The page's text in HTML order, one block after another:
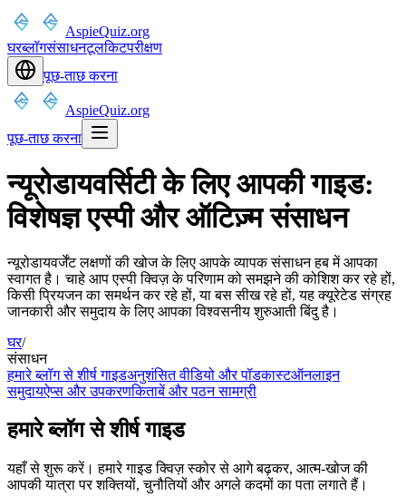
AspieQuiz.org
घरब्लॉगसंसाधनटूलकिटपरीक्षण
पूछ-ताछ करना
AspieQuiz.org
पूछ-ताछ करना
न्यूरोडायवर्सिटी के लिए आपकी गाइड:
विशेषज्ञ एस्पी और ऑटिज़्म संसाधन
न्यूरोडायवर्जेंट लक्षणों की खोज के लिए आपके व्यापक संसाधन हब में आपका
स्वागत है। चाहे आप एस्पी क्विज़ के परिणाम को समझने की कोशिश कर रहे हों,
किसी प्रियजन का समर्थन कर रहे हों, या बस सीख रहे हों, यह क्यूरेटेड संग्रह
जानकारी और समुदाय के लिए आपका विश्वसनीय शुरुआती बिंदु है।
घर/
संसाधन
हमारे ब्लॉग से शीर्ष गाइडअनुशंसित वीडियो और पॉडकास्टऑनलाइन
समुदायऐप्स और उपकरणकिताबें और पठन सामग्री
हमारे ब्लॉग से शीर्ष गाइड
यहाँ से शुरू करें। हमारे गाइड क्विज़ स्कोर से आगे बढ़कर, आत्म-खोज की
आपकी यात्रा पर शक्तियों, चुनौतियों और अगले कदमों का पता लगाते हैं।